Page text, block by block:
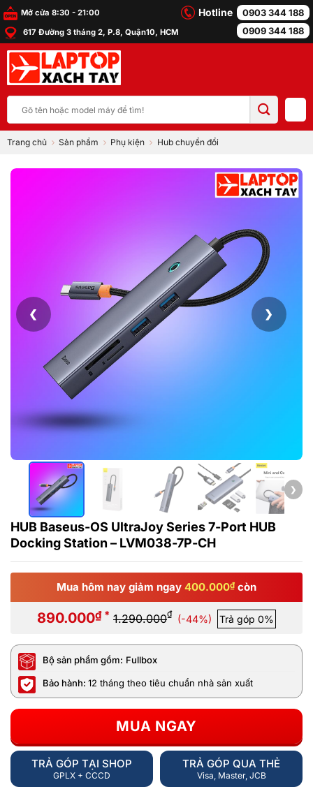
Bỏ
qua
nội
dung
Mở cửa 8:30 - 21:00
617 Đường 3 tháng 2, P.8, Quận10, HCM
Hotline
0903 344 188
0909 344 188
kiếm:
Trang chủ Sản phẩm Phụ kiện Hub chuyển đổi
❮ ❯
❯
HUB Baseus-OS UltraJoy Series 7-Port HUB
Docking Station – LVM038-7P-CH
Mua hôm nay giảm ngay 400.000₫ còn
890.000₫ * 1.290.000₫ (-44%) Trả góp 0%
Bộ sản phẩm gồm: Fullbox
Bảo hành: 12 tháng theo tiêu chuẩn nhà sản xuất
MUA NGAY
TRẢ GÓP TẠI SHOP
GPLX + CCCD
TRẢ GÓP QUA THẺ
Visa, Master, JCB